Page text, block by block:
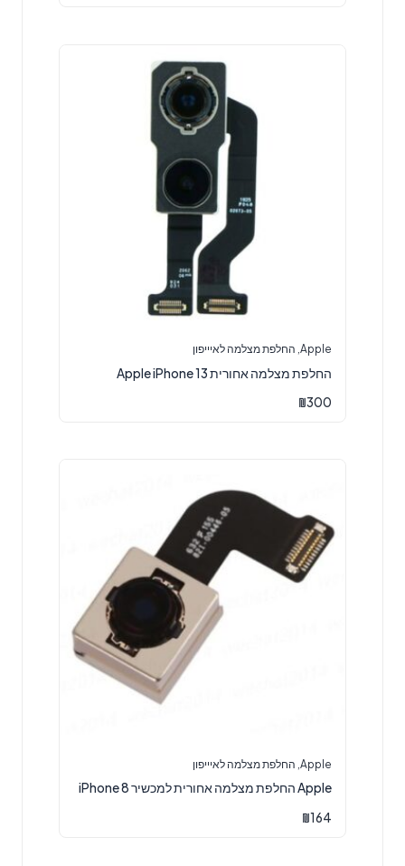
Apple החלפת מצלמה לאיייפון
החלפת מצלמה אחורית Apple iPhone 13
₪300
Apple החלפת מצלמה לאיייפון
Apple החלפת מצלמה אחורית למכשיר iPhone 8
₪164